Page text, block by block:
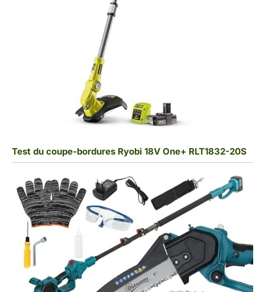
Test du coupe-bordures Ryobi 18V One+ RLT1832-20S